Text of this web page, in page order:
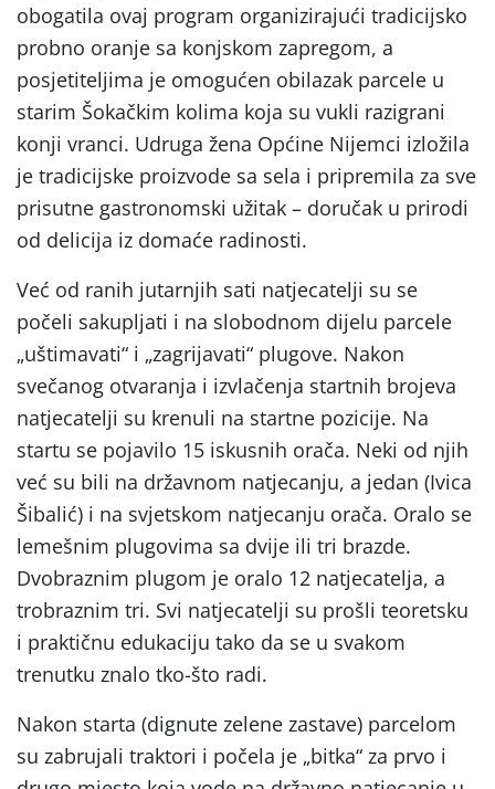
obogatila ovaj program organizirajući tradicijsko
probno oranje sa konjskom zapregom, a
posjetiteljima je omogućen obilazak parcele u
starim Šokačkim kolima koja su vukli razigrani
konji vranci. Udruga žena Općine Nijemci izložila
je tradicijske proizvode sa sela i pripremila za sve
prisutne gastronomski užitak – doručak u prirodi
od delicija iz domaće radinosti.
Već od ranih jutarnjih sati natjecatelji su se
počeli sakupljati i na slobodnom dijelu parcele
„uštimavati“ i „zagrijavati“ plugove. Nakon
svečanog otvaranja i izvlačenja startnih brojeva
natjecatelji su krenuli na startne pozicije. Na
startu se pojavilo 15 iskusnih orača. Neki od njih
već su bili na državnom natjecanju, a jedan (Ivica
Šibalić) i na svjetskom natjecanju orača. Oralo se
lemešnim plugovima sa dvije ili tri brazde.
Dvobraznim plugom je oralo 12 natjecatelja, a
trobraznim tri. Svi natjecatelji su prošli teoretsku
i praktičnu edukaciju tako da se u svakom
trenutku znalo tko-što radi.
Nakon starta (dignute zelene zastave) parcelom
su zabrujali traktori i počela je „bitka“ za prvo i